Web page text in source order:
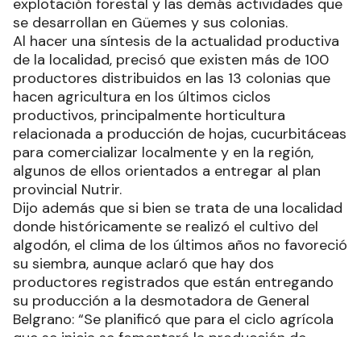
explotación forestal y las demás actividades que
se desarrollan en Güemes y sus colonias.
Al hacer una síntesis de la actualidad productiva
de la localidad, precisó que existen más de 100
productores distribuidos en las 13 colonias que
hacen agricultura en los últimos ciclos
productivos, principalmente horticultura
relacionada a producción de hojas, cucurbitáceas
para comercializar localmente y en la región,
algunos de ellos orientados a entregar al plan
provincial Nutrir.
Dijo además que si bien se trata de una localidad
donde históricamente se realizó el cultivo del
algodón, el clima de los últimos años no favoreció
su siembra, aunque aclaró que hay dos
productores registrados que están entregando
su producción a la desmotadora de General
Belgrano: “Se planificó que para el ciclo agrícola